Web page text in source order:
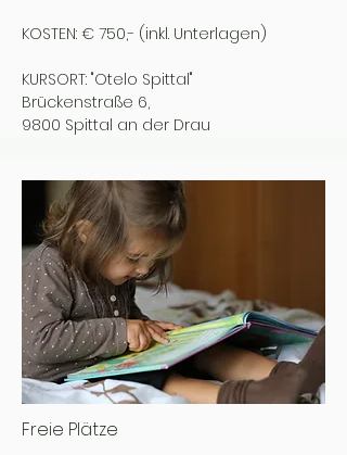
KOSTEN: € 750,- (inkl. Unterlagen)
KURSORT: "Otelo Spittal"
Brückenstraße 6,
9800 Spittal an der Drau
Freie Plätze